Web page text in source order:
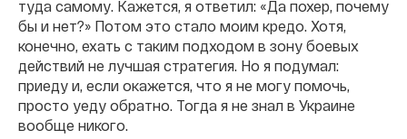
туда самому. Кажется, я ответил: «Да похер, почему
бы и нет?» Потом это стало моим кредо. Хотя,
конечно, ехать с таким подходом в зону боевых
действий не лучшая стратегия. Но я подумал:
приеду и, если окажется, что я не могу помочь,
просто уеду обратно. Тогда я не знал в Украине
вообще никого.